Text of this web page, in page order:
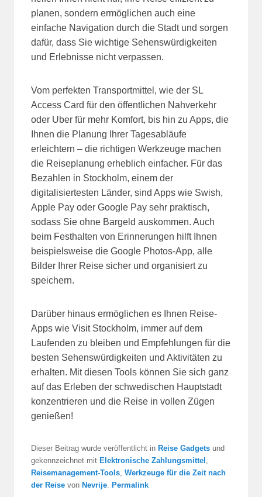
planen, sondern ermöglichen auch eine
einfache Navigation durch die Stadt und sorgen
dafür, dass Sie wichtige Sehenswürdigkeiten
und Erlebnisse nicht verpassen.
Vom perfekten Transportmittel, wie der SL
Access Card für den öffentlichen Nahverkehr
oder Uber für mehr Komfort, bis hin zu Apps, die
Ihnen die Planung Ihrer Tagesabläufe
erleichtern – die richtigen Werkzeuge machen
die Reiseplanung erheblich einfacher. Für das
Bezahlen in Stockholm, einem der
digitalisiertesten Länder, sind Apps wie Swish,
Apple Pay oder Google Pay sehr praktisch,
sodass Sie ohne Bargeld auskommen. Auch
beim Festhalten von Erinnerungen hilft Ihnen
beispielsweise die Google Photos-App, alle
Bilder Ihrer Reise sicher und organisiert zu
speichern.
Darüber hinaus ermöglichen es Ihnen Reise-
Apps wie Visit Stockholm, immer auf dem
Laufenden zu bleiben und Empfehlungen für die
besten Sehenswürdigkeiten und Aktivitäten zu
erhalten. Mit diesen Tools können Sie sich ganz
auf das Erleben der schwedischen Hauptstadt
konzentrieren und die Reise in vollen Zügen
genießen!
Dieser Beitrag wurde veröffentlicht in Reise Gadgets und
gekennzeichnet mit Elektronische Zahlungsmittel
Reisemanagement-Tools ,Werkzeuge für die Zeit nach
der Reise von Nevrije Permalink